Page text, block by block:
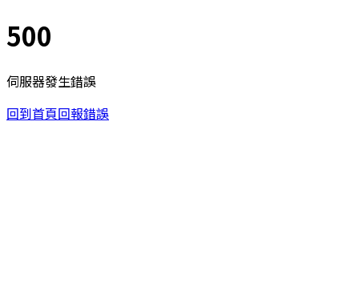
500
伺服器發生錯誤
回到首頁回報錯誤